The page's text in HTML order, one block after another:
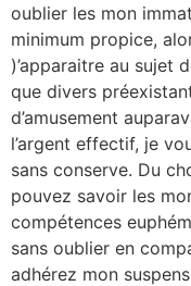
oublier les mon
minimum propice,
)’apparaitre au sujet
que divers
d’amusement
l’argent effectif, je
sans conserve. Du
pouvez savoir les
compétences
sans oublier en
adhérez mon